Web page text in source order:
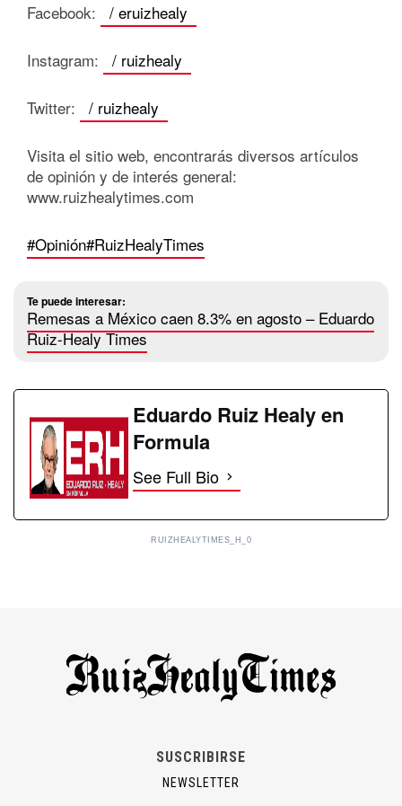
Facebook: / eruizhealy
Instagram: / ruizhealy
Twitter: / ruizhealy
Visita el sitio web, encontrarás diversos artículos
de opinión y de interés general:
www.ruizhealytimes.com
#Opinión#RuizHealyTimes
Te puede interesar:
Remesas a México caen 8.3% en agosto – Eduardo
Ruiz-Healy Times
Eduardo Ruiz Healy en
Formula
See Full Bio
RUIZHEALYTIMES_H_0
SUSCRIBIRSE
NEWSLETTER